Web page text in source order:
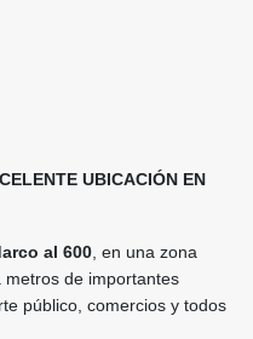
UBICACIÓN EN
al 600 , en una zona
de importantes
público, comercios y todos